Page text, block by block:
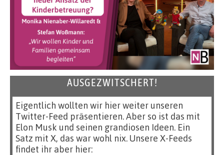
AUSGEZWITSCHERT!
Eigentlich wollten wir hier weiter unseren
Twitter-Feed präsentieren. Aber so ist das mit
Elon Musk und seinen grandiosen Ideen. Ein
Satz mit X, das war wohl nix. Unsere X-Feeds
findet ihr aber hier: